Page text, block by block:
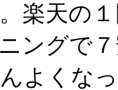
楽天の
ングで
よくな